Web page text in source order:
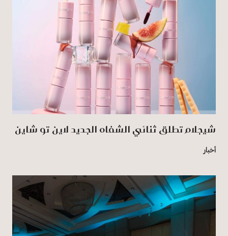
شيجلام تطلق ثنائي الشفاه الجديد لاين تو شاين
أخبار